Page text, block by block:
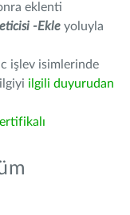
eklenti
-Ekle yoluyla
işlev isimlerinde
ilgili duyurudan